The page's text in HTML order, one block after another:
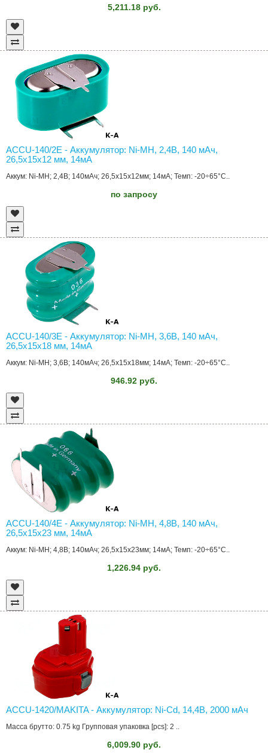
5,211.18 руб.
ACCU-140/2E - Аккумулятор: Ni-MH, 2,4В, 140 мAч,
26,5x15x12 мм, 14мА
Аккум: Ni-MH; 2,4В; 140мАч; 26,5x15x12мм; 14мА; Темп: -20÷65°C..
по запросу
ACCU-140/3E - Аккумулятор: Ni-MH, 3,6В, 140 мAч,
26,5x15x18 мм, 14мА
Аккум: Ni-MH; 3,6В; 140мАч; 26,5x15x18мм; 14мА; Темп: -20÷65°C..
946.92 руб.
ACCU-140/4E - Аккумулятор: Ni-MH, 4,8В, 140 мAч,
26,5x15x23 мм, 14мА
Аккум: Ni-MH; 4,8В; 140мАч; 26,5x15x23мм; 14мА; Темп: -20÷65°C..
1,226.94 руб.
ACCU-1420/MAKITA - Аккумулятор: Ni-Cd, 14,4В, 2000 мAч
Масса брутто: 0.75 kg Групповая упаковка [pcs]: 2 ..
6,009.90 руб.